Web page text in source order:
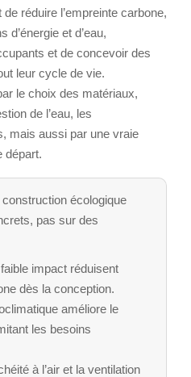
réduire l’empreinte carbone,
et d’eau,
et de concevoir des
leur cycle de vie.
le choix des matériaux,
de l’eau, les
mais aussi par une vraie
départ.
construction écologique
pas sur des
impact réduisent
dès la conception.
améliore le
les besoins
à l’air et la ventilation